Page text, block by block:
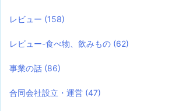
レビュー (158)
レビュー-食べ物、飲みもの (62)
事業の話 (86)
合同会社設立・運営 (47)